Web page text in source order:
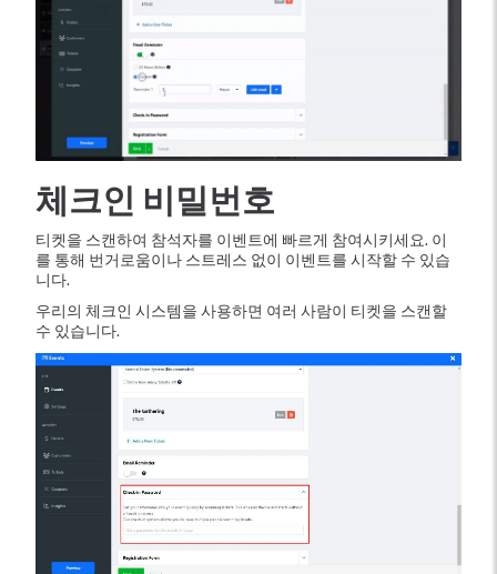
체크인 비밀번호
티켓을 스캔하여 참석자를 이벤트에 빠르게 참여시키세요. 이
를 통해 번거로움이나 스트레스 없이 이벤트를 시작할 수 있습
니다.
우리의 체크인 시스템을 사용하면 여러 사람이 티켓을 스캔할
수 있습니다.